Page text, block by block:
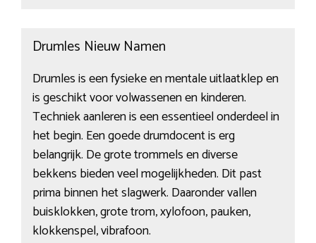
Drumles Nieuw Namen
Drumles is een fysieke en mentale uitlaatklep en
is geschikt voor volwassenen en kinderen.
Techniek aanleren is een essentieel onderdeel in
het begin. Een goede drumdocent is erg
belangrijk. De grote trommels en diverse
bekkens bieden veel mogelijkheden. Dit past
prima binnen het slagwerk. Daaronder vallen
buisklokken, grote trom, xylofoon, pauken,
klokkenspel, vibrafoon.